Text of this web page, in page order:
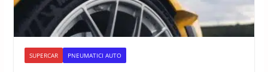
SUPERCAR PNEUMATICI AUTO